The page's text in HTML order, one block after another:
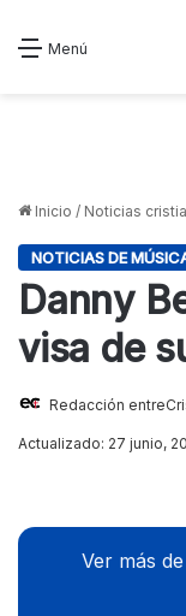
Menú
Inicio / Noticias
NOTICIAS DE
Danny
visa de
Redacción
Actualizado: 27 junio,
Ver más